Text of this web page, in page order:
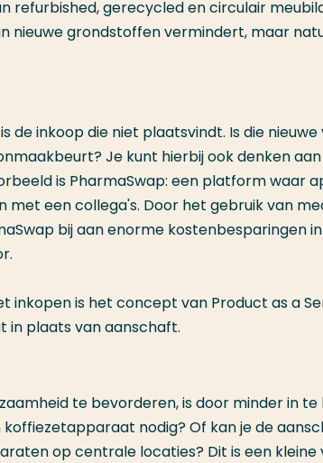
refurbished, gerecycled en circulair
nieuwe grondstoffen vermindert, maar
de inkoop die niet plaatsvindt. Is die
Je kunt hierbij ook denken
is PharmaSwap: een platform waar
met een collega's. Door het gebruik van
bij aan enorme kostenbesparingen
inkopen is het concept van Product as a
in plaats van aanschaft.
te bevorderen, is door minder in
koffiezetapparaat nodig? Of kan je de
op centrale locaties? Dit is een kleine